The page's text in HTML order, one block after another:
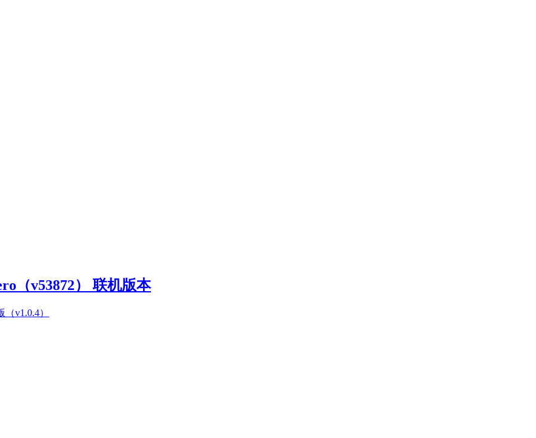
（v53872） 联机版本